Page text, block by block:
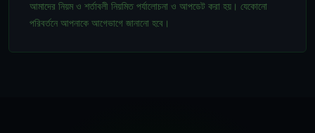
আমাদের নিয়ম ও শর্তাবলী নিয়মিত পর্যালোচনা ও আপডেট করা হয়। যেকোনো
পরিবর্তনে আপনাকে আগেভাগে জানানো হবে।